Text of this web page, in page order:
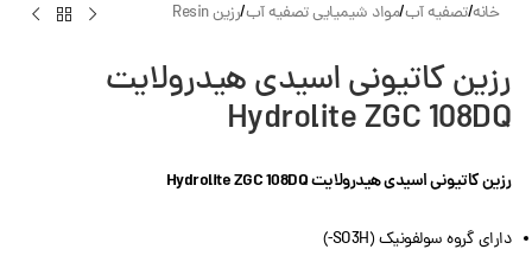
خانه/تصفیه آب/مواد شیمیایی تصفیه آب/رزین Resin
رزین کاتیونی اسیدی هیدرولایت
Hydrolite ZGC 108DQ
رزین کاتیونی اسیدی هیدرولایت Hydrolite ZGC 108DQ
دارای گروه سولفونیک (SO3H-)